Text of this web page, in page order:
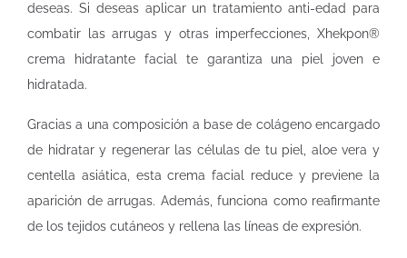
deseas. Si deseas aplicar un tratamiento anti-edad para
combatir las arrugas y otras imperfecciones, Xhekpon®
crema hidratante facial te garantiza una piel joven e
hidratada.
Gracias a una composición a base de colágeno encargado
de hidratar y regenerar las células de tu piel, aloe vera y
centella asiática, esta crema facial reduce y previene la
aparición de arrugas. Además, funciona como reafirmante
de los tejidos cutáneos y rellena las líneas de expresión.